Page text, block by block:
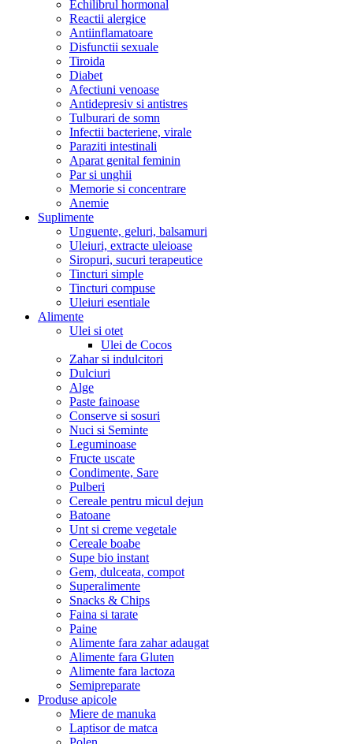
Echilibrul hormonal
Reactii alergice
Antiinflamatoare
Disfunctii sexuale
Tiroida
Diabet
Afectiuni venoase
Antidepresiv si antistres
Tulburari de somn
Infectii bacteriene, virale
Paraziti intestinali
Aparat genital feminin
Par si unghii
Memorie si concentrare
Anemie
Suplimente
Unguente, geluri, balsamuri
Uleiuri, extracte uleioase
Siropuri, sucuri terapeutice
Tincturi simple
Tincturi compuse
Uleiuri esentiale
Alimente
Ulei si otet
Ulei de Cocos
Zahar si indulcitori
Dulciuri
Alge
Paste fainoase
Conserve si sosuri
Nuci si Seminte
Leguminoase
Fructe uscate
Condimente, Sare
Pulberi
Cereale pentru micul dejun
Batoane
Unt si creme vegetale
Cereale boabe
Supe bio instant
Gem, dulceata, compot
Superalimente
Snacks & Chips
Faina si tarate
Paine
Alimente fara zahar adaugat
Alimente fara Gluten
Alimente fara lactoza
Semipreparate
Produse apicole
Miere de manuka
Laptisor de matca